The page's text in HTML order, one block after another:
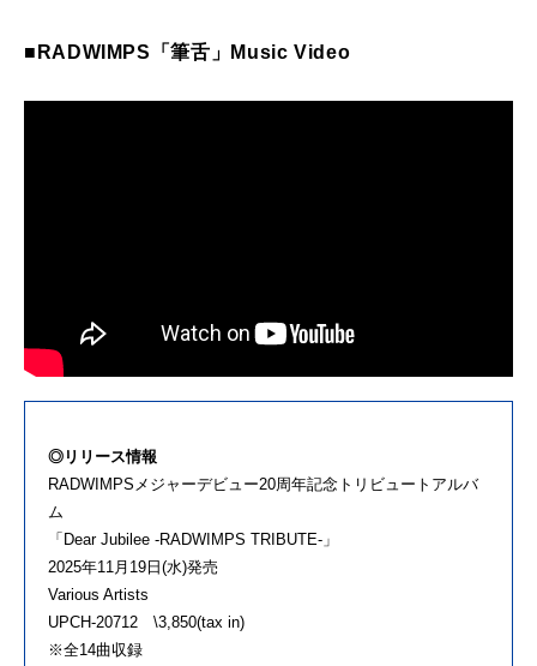
■RADWIMPS「筆舌」Music Video
◎リリース情報
RADWIMPSメジャーデビュー20周年記念トリビュートアルバ
ム
「Dear Jubilee -RADWIMPS TRIBUTE-」
2025年11月19日(水)発売
Various Artists
UPCH-20712 \3,850(tax in)
※全14曲収録